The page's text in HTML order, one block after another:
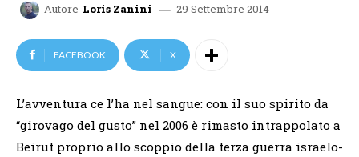
Autore Loris Zanini 29 Settembre 2014
FACEBOOK X
L’avventura ce l’ha nel sangue: con il suo spirito da
“girovago del gusto” nel 2006 è rimasto intrappolato a
Beirut proprio allo scoppio della terza guerra israelo-